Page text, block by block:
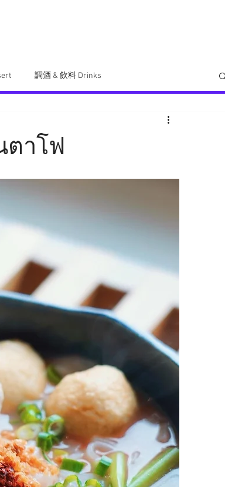
調酒 & 飲料 Drinks
ตาโฟ